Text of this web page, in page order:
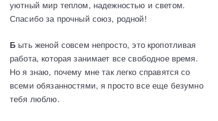
уютный мир теплом, надежностью и светом.
Спасибо за прочный союз, родной!
Б ыть женой совсем непросто, это кропотливая
работа, которая занимает все свободное время.
Но я знаю, почему мне так легко справятся со
всеми обязанностями, я просто все еще безумно
тебя люблю.